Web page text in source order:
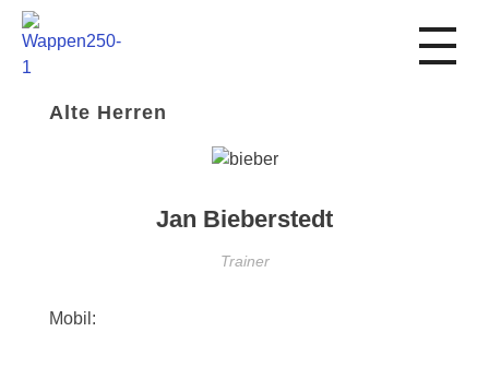
Alte Herren
Jan Bieberstedt
Trainer
Mobil: